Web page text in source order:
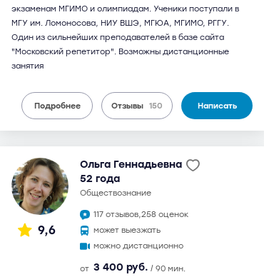
экзаменам МГИМО и олимпиадам. Ученики поступали в
МГУ им. Ломоносова, НИУ ВШЭ, МГЮА, МГИМО, РГГУ.
Один из сильнейших преподавателей в базе сайта
"Московский репетитор". Возможны дистанционные
занятия
Подробнее Отзывы 150 Написать
9,6
Ольга Геннадьевна
52 года
обществознание
117 отзывов,258 оценок
может выезжать
можно дистанционно
от 3 400 руб. / 90 мин.